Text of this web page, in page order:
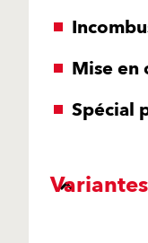
Mise
Spécial